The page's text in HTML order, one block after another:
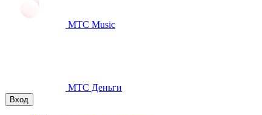
МТС Music
МТС Деньги
Вход